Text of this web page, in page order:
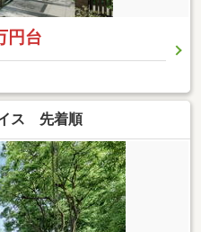
円台
イス 先着順